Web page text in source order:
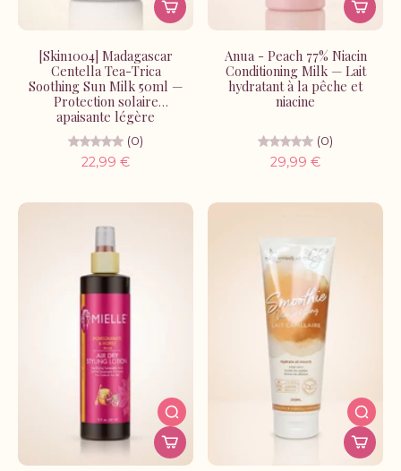
[Skin1004] Madagascar
Centella Tea-Trica
Soothing Sun Milk 50ml —
Protection solaire
apaisante légère
(0)
22,99 €
Anua - Peach 77% Niacin
Conditioning Milk — Lait
hydratant à la pêche et
niacine
(0)
29,99 €